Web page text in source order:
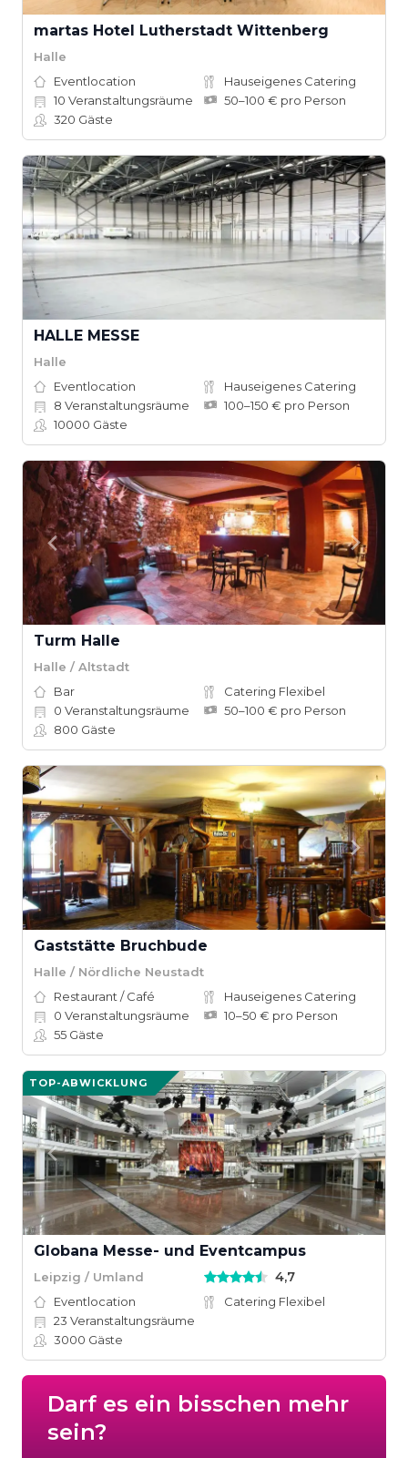
martas Hotel Lutherstadt Wittenberg
Halle
Eventlocation
Hauseigenes Catering
10 Veranstaltungsräume
50–100 € pro Person
320 Gäste
HALLE MESSE
Halle
Eventlocation
Hauseigenes Catering
8 Veranstaltungsräume
100–150 € pro Person
10000 Gäste
Turm Halle
Halle / Altstadt
Bar
Catering Flexibel
0 Veranstaltungsräume
50–100 € pro Person
800 Gäste
Gaststätte Bruchbude
Halle / Nördliche Neustadt
Restaurant / Café
Hauseigenes Catering
0 Veranstaltungsräume
10–50 € pro Person
55 Gäste
TOP-ABWICKLUNG
Globana Messe- und Eventcampus
Leipzig / Umland 4,7
Eventlocation
Catering Flexibel
23 Veranstaltungsräume
3000 Gäste
Darf es ein bisschen mehr
sein?